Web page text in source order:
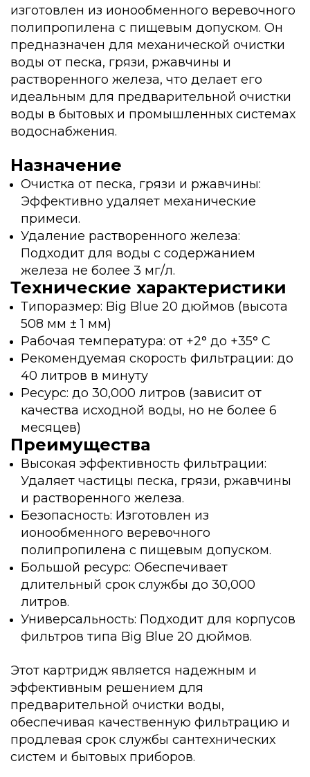
изготовлен из ионообменного веревочного
полипропилена с пищевым допуском. Он
предназначен для механической очистки
воды от песка, грязи, ржавчины и
растворенного железа, что делает его
идеальным для предварительной очистки
воды в бытовых и промышленных системах
водоснабжения.
Назначение
Очистка от песка, грязи и ржавчины:
Эффективно удаляет механические
примеси.
Удаление растворенного железа:
Подходит для воды с содержанием
железа не более 3 мг/л.
Технические характеристики
Типоразмер: Big Blue 20 дюймов (высота
508 мм ± 1 мм)
Рабочая температура: от +2° до +35° C
Рекомендуемая скорость фильтрации: до
40 литров в минуту
Ресурс: до 30,000 литров (зависит от
качества исходной воды, но не более 6
месяцев)
Преимущества
Высокая эффективность фильтрации:
Удаляет частицы песка, грязи, ржавчины
и растворенного железа.
Безопасность: Изготовлен из
ионообменного веревочного
полипропилена с пищевым допуском.
Большой ресурс: Обеспечивает
длительный срок службы до 30,000
литров.
Универсальность: Подходит для корпусов
фильтров типа Big Blue 20 дюймов.
Этот картридж является надежным и
эффективным решением для
предварительной очистки воды,
обеспечивая качественную фильтрацию и
продлевая срок службы сантехнических
систем и бытовых приборов.